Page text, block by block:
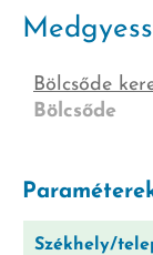
Bölcsőde
Bölcsőde
Székhely/